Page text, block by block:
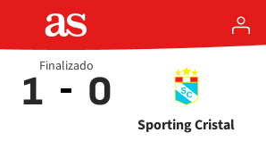
1
Sporting Cristal
0
Finalizado